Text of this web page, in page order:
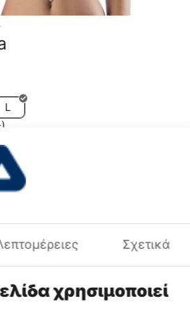
L
wish list
Red
118
WOMEN
Σχετικά
χρησιμοποιεί